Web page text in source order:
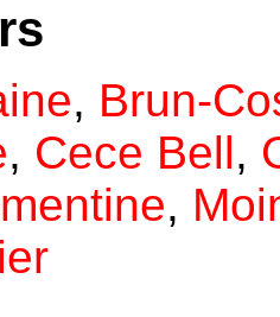
, Brun-
, Cece Bell,
,